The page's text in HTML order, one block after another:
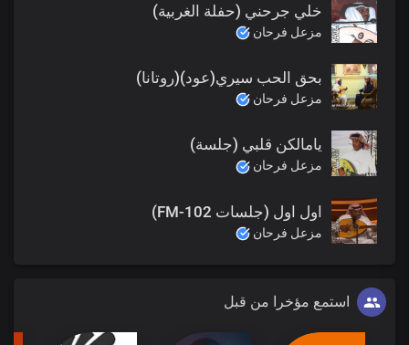
خلي جرحني (حفلة الغربية)
مزعل فرحان
بحق الحب سيري(عود)(روتانا)
مزعل فرحان
يامالكن قلبي (جلسة)
مزعل فرحان
اول اول (جلسات FM-102)
مزعل فرحان
استمع مؤخرا من قبل